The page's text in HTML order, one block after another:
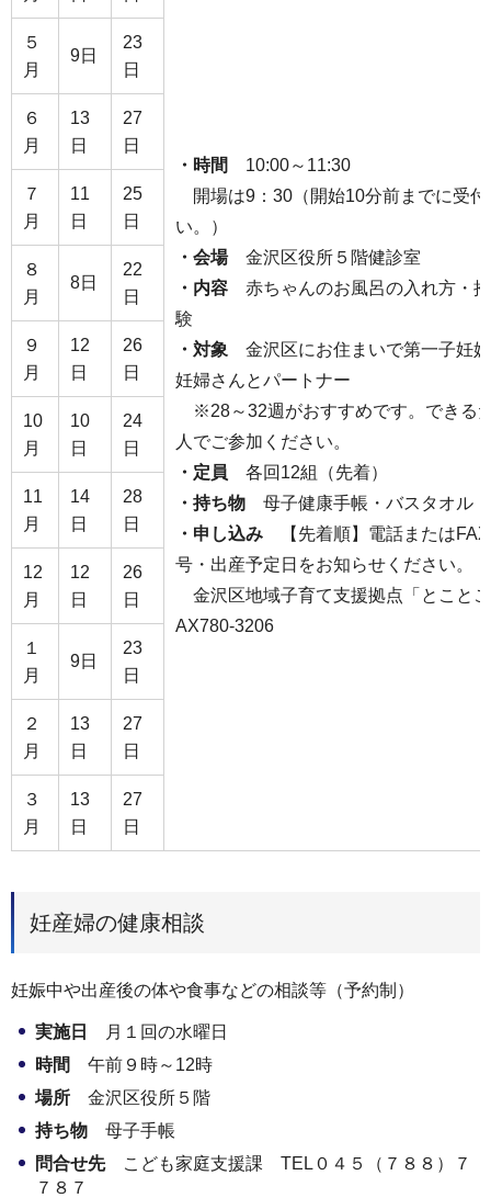
・時間 10:00～11:30
開場は9：30（開始10分前までに受
い。）
・会場 金沢区役所５階健診室
・内容 赤ちゃんのお風呂の入れ方・
験
・対象 金沢区にお住まいで第一子妊
妊婦さんとパートナー
※28～32週がおすすめです。できる
人でご参加ください。
・定員 各回12組（先着）
・持ち物 母子健康手帳・バスタオル
・申し込み
【先着順】電話または
号・出産予定日をお知らせください。
金沢区地域子育て支援拠点「とこ
AX780-3206
５
月
9日
23
日
６
月
13
日
27
日
７
月
11
日
25
日
８
月
8日
22
日
９
月
12
日
26
日
10
月
10
日
24
日
11
月
14
日
28
日
12
月
12
日
26
日
１
月
9日
23
日
２
月
13
日
27
日
３
月
13
日
27
日
妊産婦の健康相談
妊娠中や出産後の体や食事などの相談等（予約制）
実施日
月１回の水曜日
時間
午前９時～12時
場所 金沢区役所５階
持ち物 母子手帳
問合せ先こども家庭支援課 TEL０４５（７８８）７
７８７